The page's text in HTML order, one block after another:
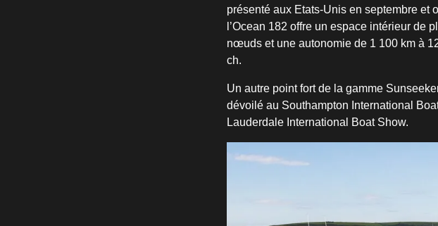
présenté aux Etats-Unis en septembre et
l’Ocean 182 offre un espace intérieur de
nœuds et une autonomie de 1 100 km à
ch.
Un autre point fort de la gamme
dévoilé au Southampton International
Lauderdale International Boat Show.